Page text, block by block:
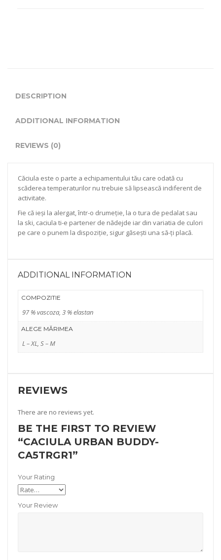
DESCRIPTION
ADDITIONAL INFORMATION
REVIEWS (0)
Căciula este o parte a echipamentului tău care odată cu
scăderea temperaturilor nu trebuie să lipsească indiferent de
activitate.
Fie că ieși la alergat, într-o drumeție, la o tura de pedalat sau
la ski, caciula ti-e partener de nădejde iar din variatia de culori
pe care o punem la dispoziție, sigur găsești una să-ți placă.
ADDITIONAL INFORMATION
COMPOZITIE
97 % vascoza, 3 % elastan
ALEGE MĂRIMEA
L – XL, S – M
REVIEWS
There are no reviews yet.
BE THE FIRST TO REVIEW
“CACIULA URBAN BUDDY-
CA5TRGR1”
Your Rating
Your Review